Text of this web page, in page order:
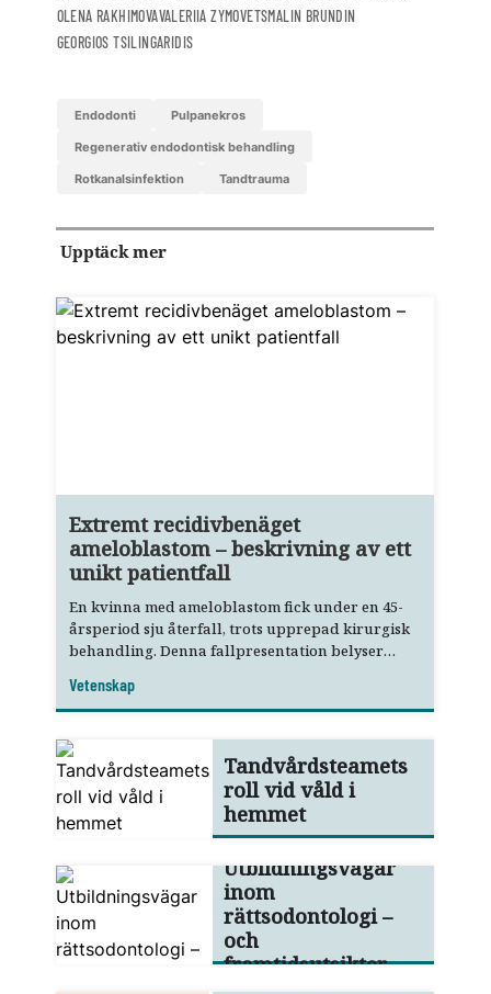
OLENA RAKHIMOVAVALERIIA ZYMOVETSMALIN BRUNDIN
GEORGIOS TSILINGARIDIS
endodonti pulpanekros
regenerativ endodontisk behandling
rotkanalsinfektion tandtrauma
Upptäck mer
Extremt recidivbenäget
ameloblastom – beskrivning av ett
unikt patientfall
En kvinna med ameloblastom fick under en 45-
årsperiod sju återfall, trots upprepad kirurgisk
behandling. Denna fallpresentation belyser
upptäckt och remittering.
Vetenskap
Tandvårdsteamets
roll vid våld i
hemmet
Utbildningsvägar
inom
rättsodontologi –
och
framtidsutsikter